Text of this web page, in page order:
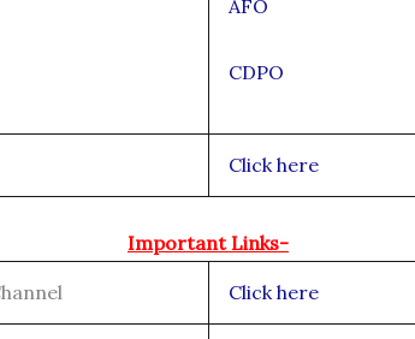
AFO
CDPO
Click here
Important Links-
Click here